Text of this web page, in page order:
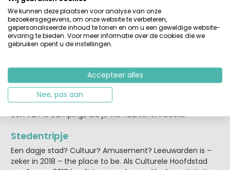
Stukje fietsen?
Je omgeving verkennen op de fiets? Dan ben je in het
hoge Noorden helemaal op je plek. In Friesland ligt zo’n
3.000 km aan fietsroutes en ook in Groningen kun je naar
fietspaden. Streekroutes, culinaire tochten … aan jou de
keuze waar je heen wilt en hoe lang je op je ijzeren ros wilt
zitten. Moe maar voldaan peddel je na zo’n tocht terug
naar je bungalowtent, stacaravan of vakantiehuisje op
één van 19 campings die je via Huurtent.nl boekt.
Stedentripje
Een dagje stad? Cultuur? Amusement? Leeuwarden is –
zeker in 2018 – the place to be. Als Culturele Hoofdstad
We kunnen deze plaatsen voor analyse van onze
bezoekersgegevens, om onze website te verbeteren,
gepersonaliseerde inhoud te tonen en om u een geweldige website-
ervaring te bieden. Voor meer informatie over de cookies die we
gebruiken opent u de instellingen.
Accepteer alles
Nee, pas aan